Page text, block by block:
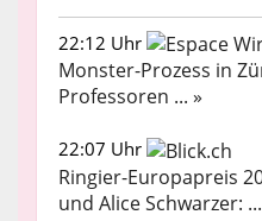
22:12 Uhr
Monster-Prozess in
Professoren ... »
22:07 Uhr
Ringier-Europapreis
und Alice Schwarzer: